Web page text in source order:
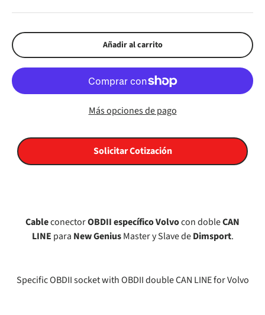
Añadir al carrito
Más opciones de pago
Solicitar Cotización
CableconectorOBDIIespecíficoVolvocon dobleCAN
LINE para New GeniusMaster y Slave deDimsport.
Specific OBDII socket with OBDII double CAN LINE for Volvo